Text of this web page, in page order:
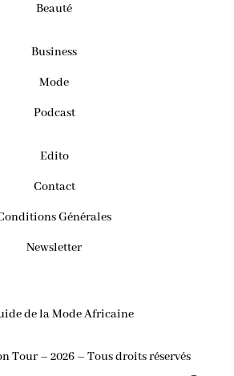
Beauté
Business
Mode
Podcast
Edito
Contact
Générales
Newsletter
de la Mode Africaine
Tour – 2026 – Tous droits réservés